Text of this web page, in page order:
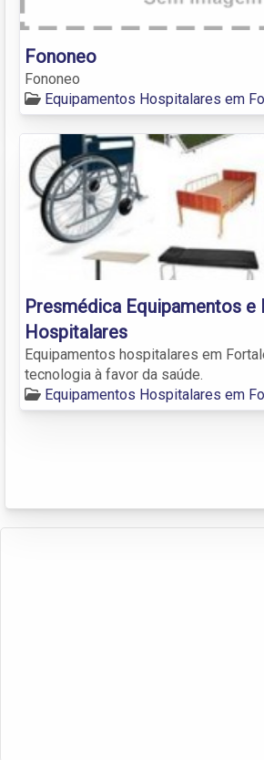
Fononeo
Fononeo
Equipamentos Hospitalares em
Presmédica Equipamentos e
Hospitalares
Equipamentos hospitalares em
tecnologia à favor da saúde.
Equipamentos Hospitalares em